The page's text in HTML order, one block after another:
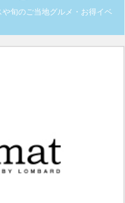
旬のご当地グルメ・お得イベ